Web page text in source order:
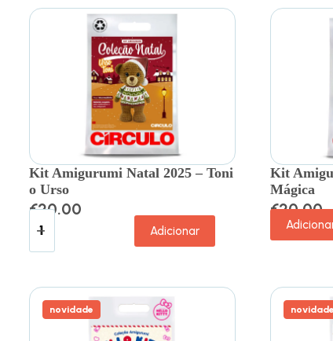
Kit Amigurumi Natal 2025 – Toni
o Urso
€20.00
Adicionar
Kit
Mágica
€20.00
novidade novidade